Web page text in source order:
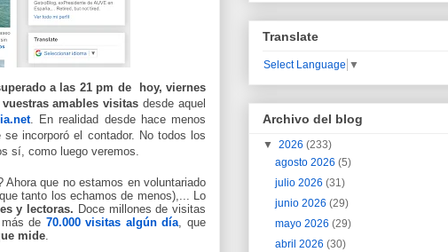
a las 21 pm de hoy, viernes
amables visitas desde aquel
. En realidad desde hace menos
incorporó el contador. No todos los
sí, como luego veremos.
que no estamos en voluntariado
tanto los echamos de menos),... Lo
y lectoras. Doce millones de visitas
de 70.000 visitas algún día, que
mide.
Translate
Select Language ▼
Archivo del blog
▼ 2026 (233)
agosto 2026(5)
julio 2026(31)
junio 2026(29)
mayo 2026(29)
abril 2026(30)